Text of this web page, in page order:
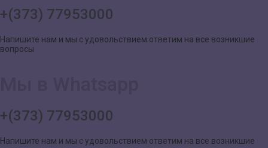
+(373) 77953000
Напишите нам и мы с удовольствием ответим на все возникшие
вопросы
+(373) 77953000
Напишите нам и мы с удовольствием ответим на все возникшие